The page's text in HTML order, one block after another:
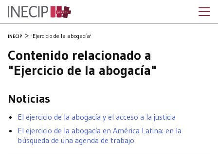
INECIP 'Ejercicio de la abogacía'
Contenido relacionado a
"Ejercicio de la abogacía"
Noticias
El ejercicio de la abogacía y el acceso a la justicia
El ejercicio de la abogacía en América Latina: en la
búsqueda de una agenda de trabajo